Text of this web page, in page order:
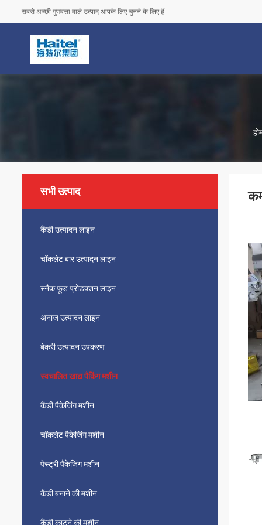
सबसे अच्छी गुणवत्ता वाले उत्पाद आपके लिए चुनने के लिए हैं
सभी उत्पाद
कैंडी उत्पादन लाइन
चॉकलेट बार उत्पादन लाइन
स्नैक फूड प्रोडक्शन लाइन
अनाज उत्पादन लाइन
बेकरी उत्पादन उपकरण
स्वचालित खाद्य पैकिंग मशीन
कैंडी पैकेजिंग मशीन
चॉकलेट पैकेजिंग मशीन
पेस्ट्री पैकेजिंग मशीन
कैंडी बनाने की मशीन
कैंडी काटने की मशीन